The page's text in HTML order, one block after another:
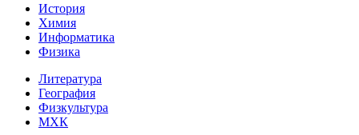
История
Химия
Информатика
Физика
Литература
География
Физкультура
МХК